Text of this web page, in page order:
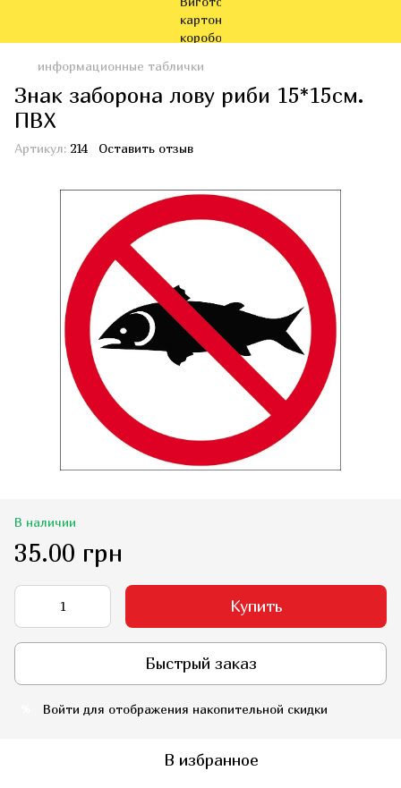
информационные таблички
Знак заборона лову риби 15*15см.
ПВХ
Артикул: 214 Оставить отзыв
В наличии
35.00 грн
Купить
Быстрый заказ
Войти для отображения накопительной скидки
В избранное